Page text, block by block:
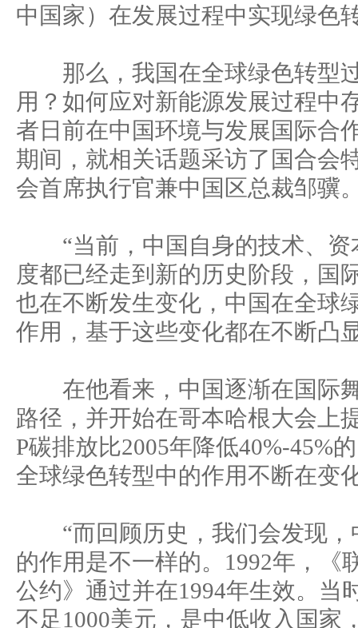
中国家）在发展过程中实现绿色
那么，我国在全球绿色转型
用？如何应对新能源发展过程中
者日前在中国环境与发展国际合
期间，就相关话题采访了国合会
会首席执行官兼中国区总裁邹骥
“当前，中国自身的技术、资
度都已经走到新的历史阶段，国
也在不断发生变化，中国在全球
作用，基于这些变化都在不断凸
在他看来，中国逐渐在国际
路径，并开始在哥本哈根大会上
P碳排放比2005年降低40%-45%
全球绿色转型中的作用不断在变
“而回顾历史，我们会发现，
的作用是不一样的。1992年，《
公约》通过并在1994年生效。当
不足1000美元，是中低收入国家